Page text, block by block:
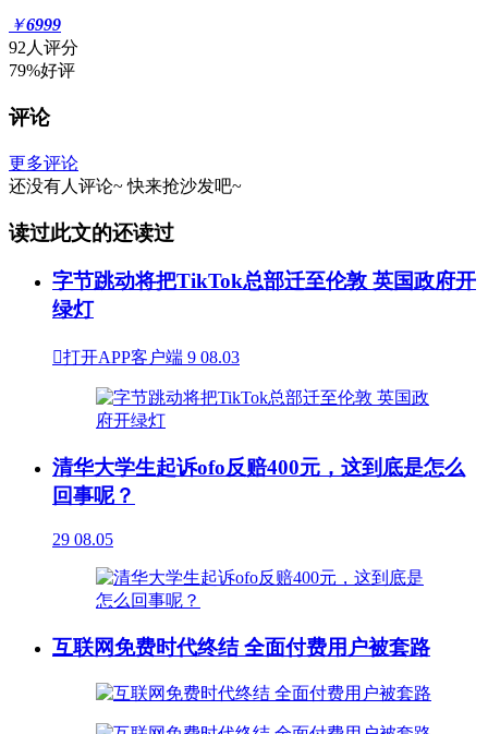
￥6999
92人评分
79%好评
评论
更多评论
还没有人评论~ 快来抢沙发吧~
读过此文的还读过
字节跳动将把TikTok总部迁至伦敦 英国政府开
绿灯
打开APP客户端 9 08.03
清华大学生起诉ofo反赔400元，这到底是怎么
回事呢？
29 08.05
互联网免费时代终结 全面付费用户被套路